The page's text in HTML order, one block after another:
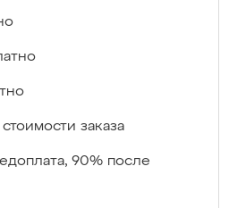
заказа
90% после